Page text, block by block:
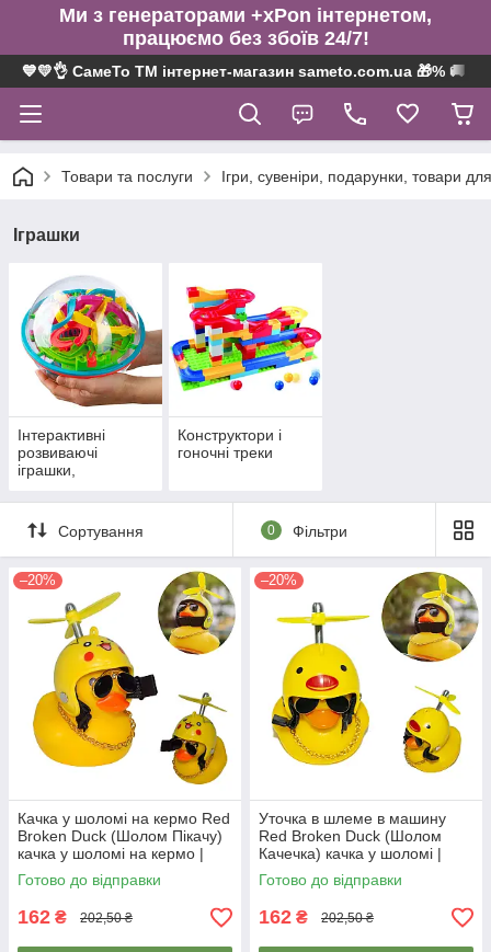
Ми з генераторами +xPon інтернетом,
працюємо без збоїв 24/7!
💙💛👌 СамеТо ТМ інтернет-магазин sameto.com.ua 🎁% 🚚 ⤵
Товари та послуги Ігри, сувеніри, подарунки, товари
Іграшки
Інтерактивні
розвиваючі
іграшки,
Конструктори і
гоночні треки
Сортування 0 Фільтри
–20%
Качка у шоломі на кермо Red
Broken Duck (Шолом Пікачу)
качка у шоломі на кермо |
утка в шлеме
Готово до відправки
162 ₴ 202,50 ₴
–20%
Уточка в шлеме в машину
Red Broken Duck (Шолом
Качечка) качка у шоломі |
скажена качка в тачку
Готово до відправки
162 ₴ 202,50 ₴